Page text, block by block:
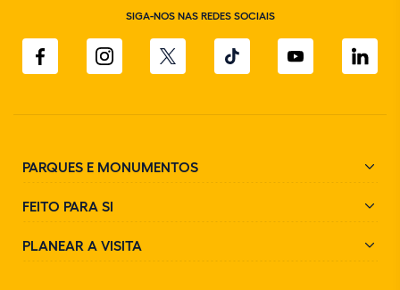
SIGA-NOS NAS REDES SOCIAIS
PARQUES E MONUMENTOS
FEITO PARA SI
PLANEAR A VISITA